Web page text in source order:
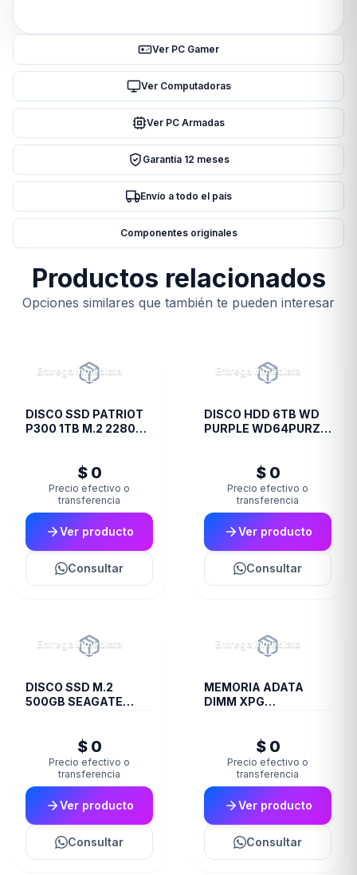
Ver PC Gamer
Ver Computadoras
Ver PC Armadas
Garantía 12 meses
Envío a todo el país
Componentes originales
Productos relacionados
Opciones similares que también te pueden interesar
Entrega inmediata
DISCO SSD PATRIOT
P300 1TB M.2 2280
$ 0
Precio efectivo o
transferencia
Ver producto
Consultar
Entrega inmediata
DISCO HDD 6TB WD
PURPLE WD64PURZ
$ 0
Precio efectivo o
transferencia
Ver producto
Consultar
Entrega inmediata
DISCO SSD M.2
500GB SEAGATE
$ 0
Precio efectivo o
transferencia
Ver producto
Consultar
Entrega inmediata
MEMORIA ADATA
DIMM XPG
$ 0
Precio efectivo o
transferencia
Ver producto
Consultar